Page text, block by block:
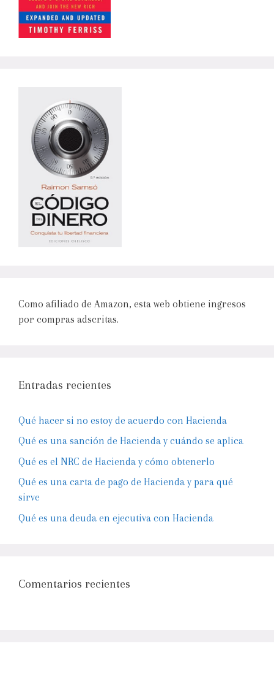
Como afiliado de Amazon, esta web obtiene ingresos
por compras adscritas.
Entradas recientes
Qué hacer si no estoy de acuerdo con Hacienda
Qué es una sanción de Hacienda y cuándo se aplica
Qué es el NRC de Hacienda y cómo obtenerlo
Qué es una carta de pago de Hacienda y para qué
sirve
Qué es una deuda en ejecutiva con Hacienda
Comentarios recientes